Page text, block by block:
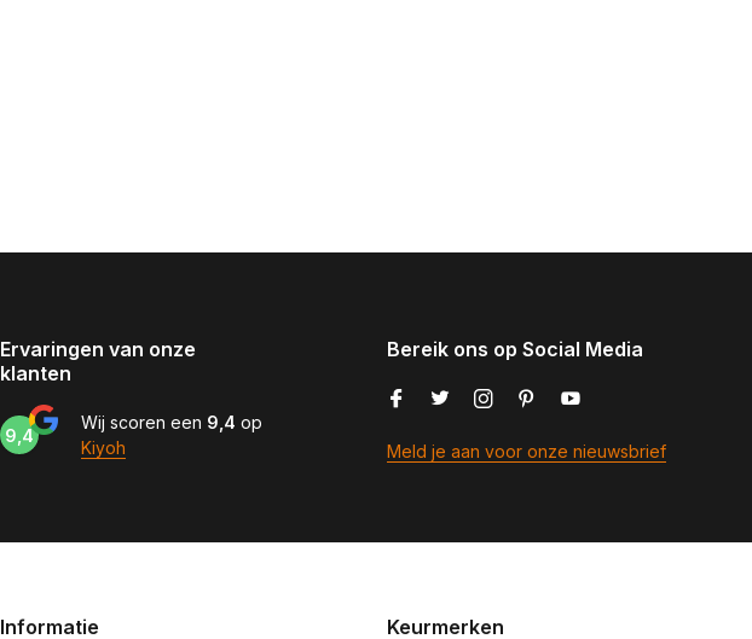
Ervaringen van onze
klanten
9,4
Wij scoren een 9,4 op
Kiyoh
Bereik ons op Social Media
Meld je aan voor onze nieuwsbrief
Informatie Keurmerken